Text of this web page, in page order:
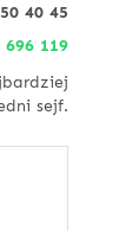
40 45
696 119
sejf.